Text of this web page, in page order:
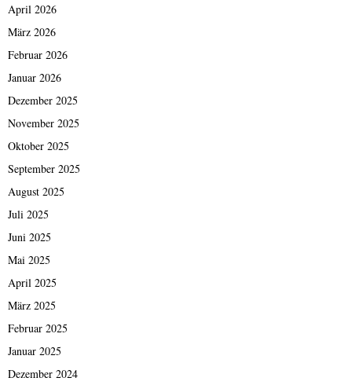
April 2026
März 2026
Februar 2026
Januar 2026
Dezember 2025
November 2025
Oktober 2025
September 2025
August 2025
Juli 2025
Juni 2025
Mai 2025
April 2025
März 2025
Februar 2025
Januar 2025
Dezember 2024